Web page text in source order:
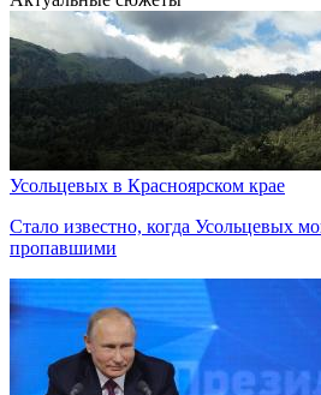
Усольцевых в Красноярском крае
Стало известно, когда Усольцевых
пропавшими